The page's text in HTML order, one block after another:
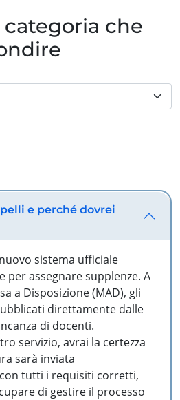
categoria che
e perché dovrei
sistema ufficiale
per assegnare supplenze. A
a Disposizione (MAD), gli
direttamente dalle
di docenti.
servizio, avrai la certezza
sarà inviata
tutti i requisiti corretti,
di gestire il processo